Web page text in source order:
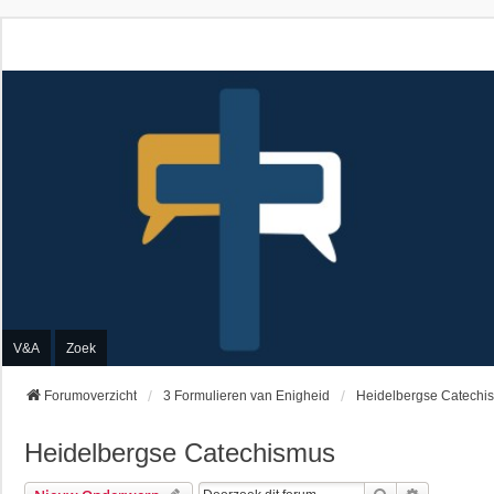
V&A Zoek
Forumoverzicht 3 Formulieren van Enigheid Heidelbergse
Heidelbergse Catechismus